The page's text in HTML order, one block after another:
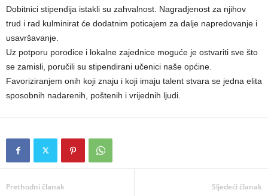
Dobitnici stipendija istakli su zahvalnost. Nagradjenost za njihov
trud i rad kulminirat će dodatnim poticajem za dalje napredovanje i
usavršavanje.
Uz potporu porodice i lokalne zajednice moguće je ostvariti sve što
se zamisli, poručili su stipendirani učenici naše općine.
Favoriziranjem onih koji znaju i koji imaju talent stvara se jedna elita
sposobnih nadarenih, poštenih i vrijednih ljudi.
Prethodni članak Sljedeći članak